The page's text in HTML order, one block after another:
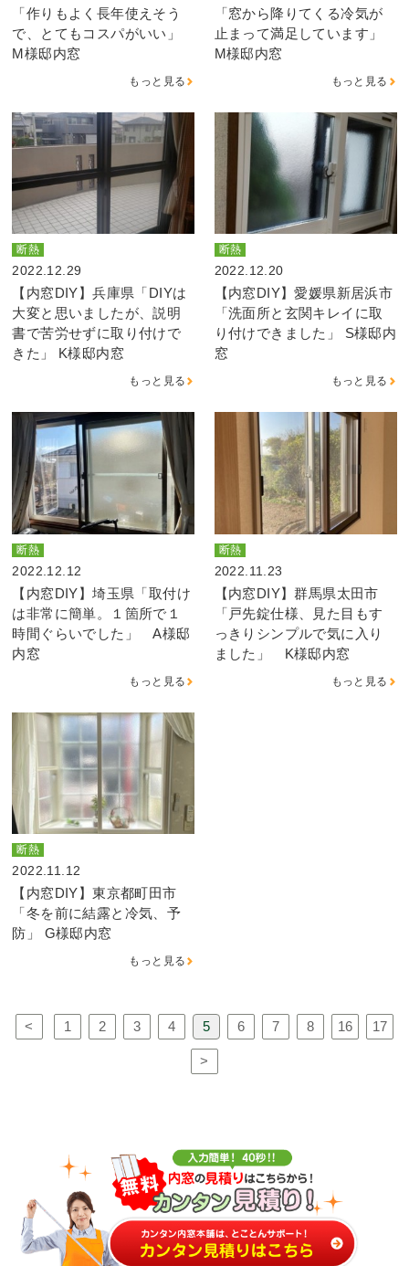
「作りもよく長年使えそう
で、とてもコスパがいい」
M様邸内窓
もっと見る
「窓から降りてくる冷気が
止まって満足しています」
M様邸内窓
もっと見る
断熱
2022.12.29
【内窓DIY】兵庫県「DIYは
大変と思いましたが、説明
書で苦労せずに取り付けで
きた」 K様邸内窓
もっと見る
断熱
2022.12.20
【内窓DIY】愛媛県新居浜市
「洗面所と玄関キレイに取
り付けできました」 S様邸内
窓
もっと見る
断熱
2022.12.12
【内窓DIY】埼玉県「取付け
は非常に簡単。１箇所で１
時間ぐらいでした」 A様邸
内窓
もっと見る
断熱
2022.11.23
【内窓DIY】群馬県太田市
「戸先錠仕様、見た目もす
っきりシンプルで気に入り
ました」 K様邸内窓
もっと見る
断熱
2022.11.12
【内窓DIY】東京都町田市
「冬を前に結露と冷気、予
防」 G様邸内窓
もっと見る
< 1 2 3 4 5 6 7 8 16 17
>